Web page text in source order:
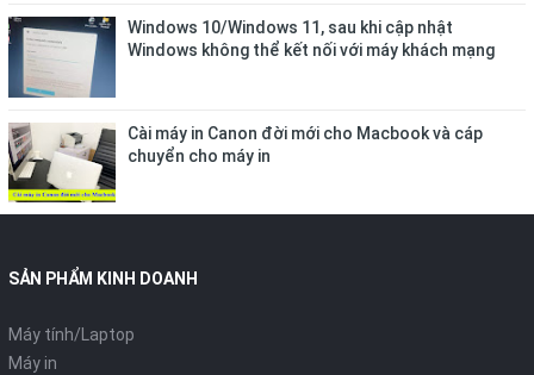
Windows 10/Windows 11, sau khi cập nhật
Windows không thể kết nối với máy khách mạng
Cài máy in Canon đời mới cho Macbook và cáp
chuyển cho máy in
SẢN PHẨM KINH DOANH
Máy tính/Laptop
Máy in